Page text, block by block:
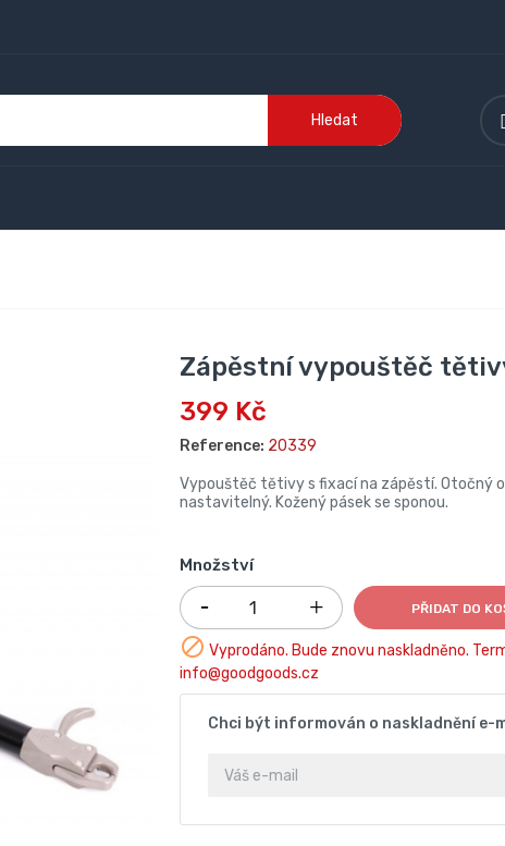
Hledat
Zápěstní vypouštěč
399 Kč
Reference: 20339
Vypouštěč tětivy s fixací na zápěstí. Otočný
nastavitelný. Kožený pásek se sponou.
Množství
PŘIDAT DO
 Vyprodáno. Bude znovu naskladněno.
info@goodgoods.cz
Chci být informován o naskladnění e-